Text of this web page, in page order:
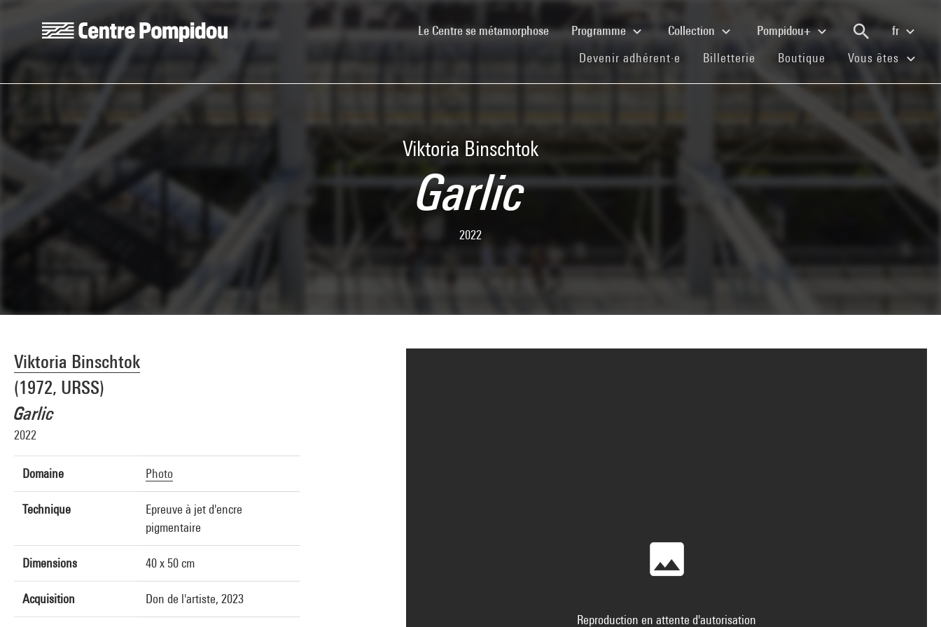
Le Centre se métamorphose(current)Programme Collection Pompidou+
fr
Devenir adhérent·e (current)
Billetterie (current)
Boutique (current)
Vous êtes
Viktoria Binschtok
Garlic
2022
Viktoria Binschtok
(1972, URSS)
Garlic
2022
Domaine Photo
Technique
Epreuve à jet d'encre
pigmentaire
Dimensions 40 x 50 cm
Acquisition Don de l'artiste, 2023
Reproduction en attente d'autorisation